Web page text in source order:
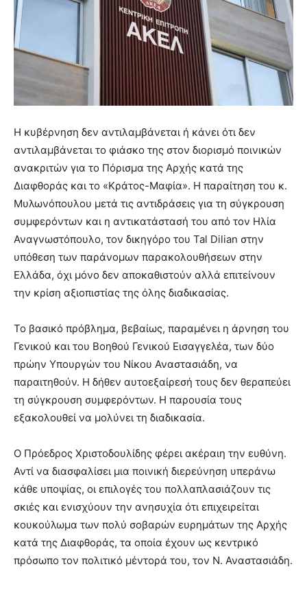
Η κυβέρνηση δεν αντιλαμβάνεται ή κάνει ότι δεν
αντιλαμβάνεται το φιάσκο της στον διορισμό ποινικών
ανακριτών για το Πόρισμα της Αρχής κατά της
Διαφθοράς και το «Κράτος-Μαφία». Η παραίτηση του κ.
Μυλωνόπουλου μετά τις αντιδράσεις για τη σύγκρουση
συμφερόντων και η αντικατάστασή του από τον Ηλία
Αναγνωστόπουλο, τον δικηγόρο του Tal Dilian στην
υπόθεση των παράνομων παρακολουθήσεων στην
Ελλάδα, όχι μόνο δεν αποκαθιστούν αλλά επιτείνουν
την κρίση αξιοπιστίας της όλης διαδικασίας.
Το βασικό πρόβλημα, βεβαίως, παραμένει η άρνηση του
Γενικού και του Βοηθού Γενικού Εισαγγελέα, των δύο
πρώην Υπουργών του Νίκου Αναστασιάδη, να
παραιτηθούν. Η δήθεν αυτοεξαίρεσή τους δεν θεραπεύει
τη σύγκρουση συμφερόντων. Η παρουσία τους
εξακολουθεί να μολύνει τη διαδικασία.
Ο Πρόεδρος Χριστοδουλίδης φέρει ακέραιη την ευθύνη.
Αντί να διασφαλίσει μια ποινική διερεύνηση υπεράνω
κάθε υποψίας, οι επιλογές του πολλαπλασιάζουν τις
σκιές και ενισχύουν την ανησυχία ότι επιχειρείται
κουκούλωμα των πολύ σοβαρών ευρημάτων της Αρχής
κατά της Διαφθοράς, τα οποία έχουν ως κεντρικό
πρόσωπο τον πολιτικό μέντορά του, τον Ν. Αναστασιάδη.